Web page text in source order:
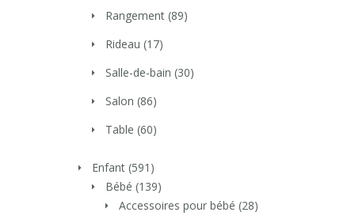
Rangement (89)
Rideau (17)
Salle-de-bain (30)
Salon (86)
Table (60)
Enfant (591)
Bébé (139)
Accessoires pour bébé (28)